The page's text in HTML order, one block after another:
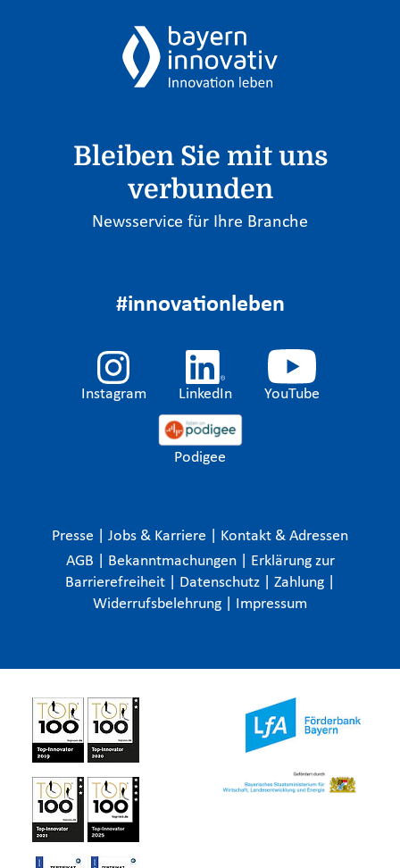
Bleiben Sie mit uns
verbunden
Newsservice für Ihre Branche
#innovationleben
Instagram LinkedIn YouTube
Podigee
Presse Jobs & Karriere
Kontakt & Adressen
AGB
Bekanntmachungen
Erklärung zur
Barrierefreiheit
Datenschutz Zahlung
Widerrufsbelehrung
Impressum